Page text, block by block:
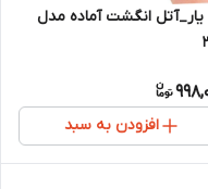
انگشت آماده مدل
افزودن به سبد